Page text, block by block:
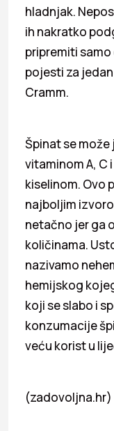
hladnjak.
ih nakratko
pripremiti
pojesti za
Cramm.
Špinat se
vitaminom A,
kiselinom. Ovo
najboljim
netačno jer ga
količinama.
nazivamo
hemijskog
koji se slabo i
konzumacije
veću korist u
(zadovoljna.hr)